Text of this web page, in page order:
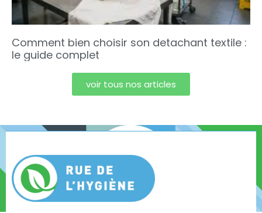
Comment bien choisir son detachant textile :
le guide complet
voir tous nos articles